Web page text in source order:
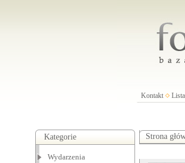
Kontakt
Kategorie
Wydarzenia
Strona